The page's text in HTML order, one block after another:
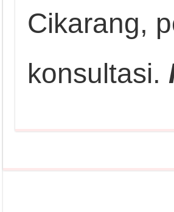
Cikarang,
konsultasi.